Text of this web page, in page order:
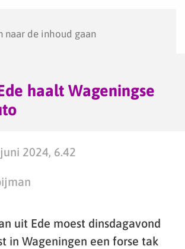
naar de inhoud gaan
haalt Wageningse
2024, 6.42
uit Ede moest dinsdagavond
in Wageningen een forse tak